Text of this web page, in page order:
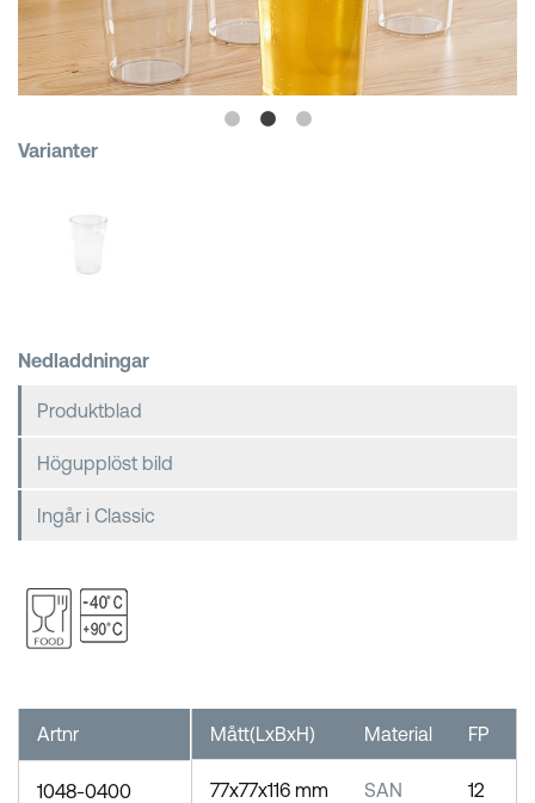
Kundkorgar
Varianter
Nedladdningar
Produktblad
Högupplöst bild
Ingår i Classic
Mått(LxBxH) Material FP
77x77x116 mm SAN 12
Artnr
1048-0400